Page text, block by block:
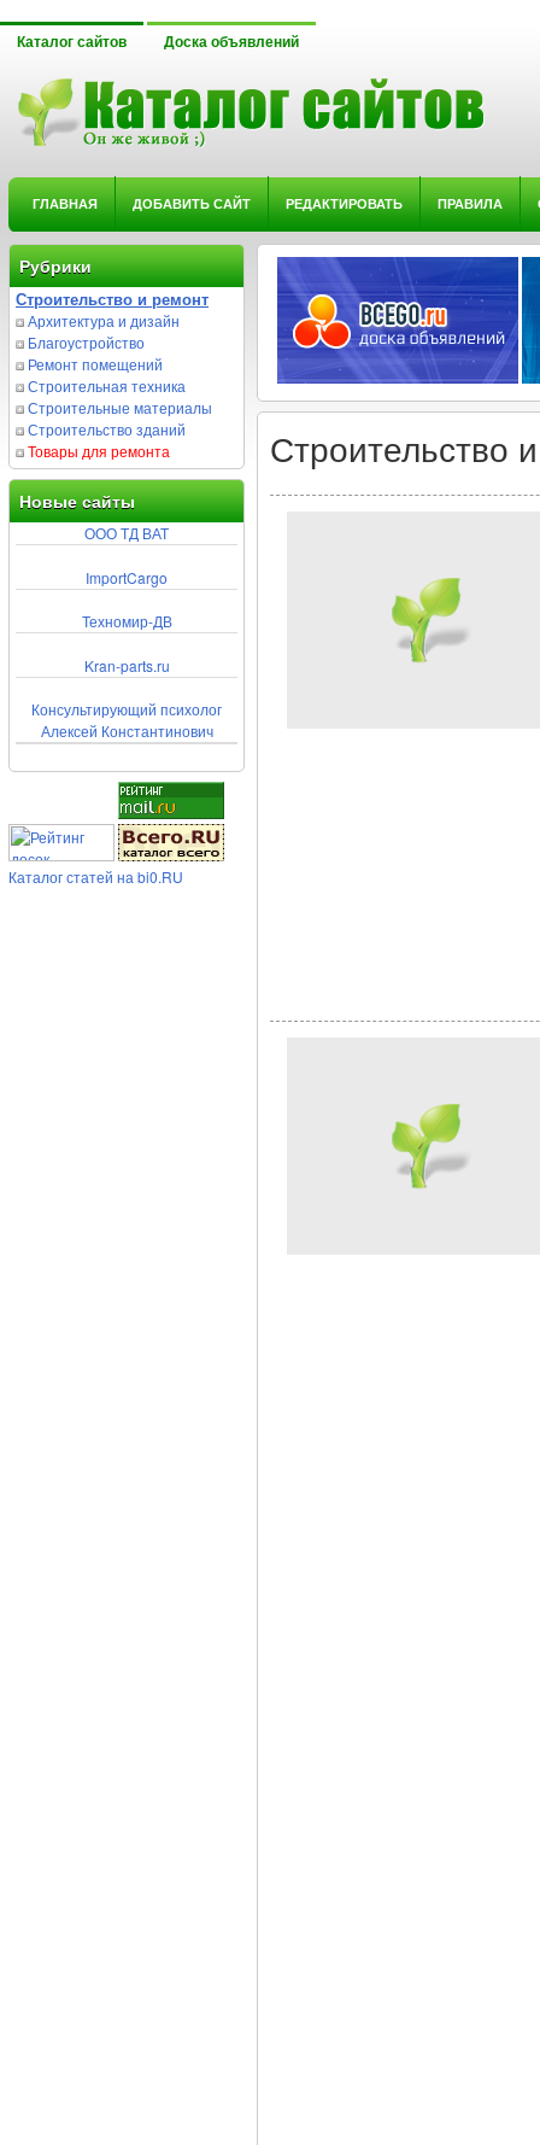
Каталог сайтов Доска объявлений
ГЛАВНАЯ ДОБАВИТЬ САЙТ РЕДАКТИРОВАТЬ ПРАВИЛА
Рубрики
Строительство и ремонт
Архитектура и дизайн
Благоустройство
Ремонт помещений
Строительная техника
Строительные материалы
Строительство зданий
Товары для ремонта
Новые сайты
ООО ТД ВАТ
ImportCargo
Техномир-ДВ
Kran-parts.ru
Консультирующий психолог
Алексей Константинович
Каталог статей на bi0.RU
Строительство